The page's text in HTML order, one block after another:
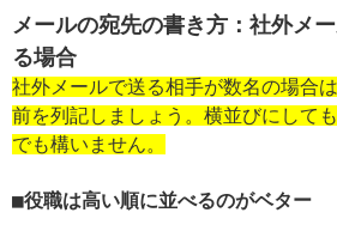
メールの宛先の書き方：社外メ
る場合
社外メールで送る相手が数名の場合
前を列記しましょう。横並びにして
でも構いません。
役職は高い順に並べるのがベター